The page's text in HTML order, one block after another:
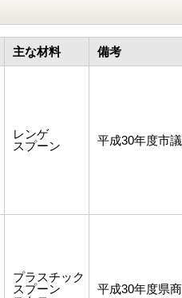
主な材料 備考
レンゲ
スプーン
平成30年度市
プラスチック
スプーン
平成30年度県